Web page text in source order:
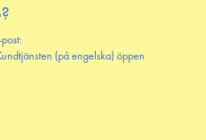
(på engelska) öppen